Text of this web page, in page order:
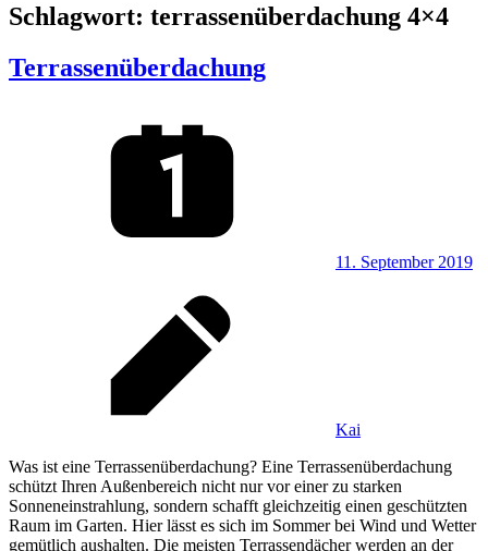
Schlagwort: terrassenüberdachung 4×4
Terrassenüberdachung
11. September 2019
Kai
Was ist eine Terrassenüberdachung? Eine Terrassenüberdachung
schützt Ihren Außenbereich nicht nur vor einer zu starken
Sonneneinstrahlung, sondern schafft gleichzeitig einen geschützten
Raum im Garten. Hier lässt es sich im Sommer bei Wind und Wetter
gemütlich aushalten. Die meisten Terrassendächer werden an der